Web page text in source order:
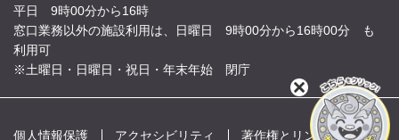
平日 9時00分から16時
窓口業務以外の施設利用は、日曜日 9時00分から16時00分 も
利用可
※土曜日・日曜日・祝日・年末年始 閉庁
個人情報保護 アクセシビリティ 著作権とリンク
閉